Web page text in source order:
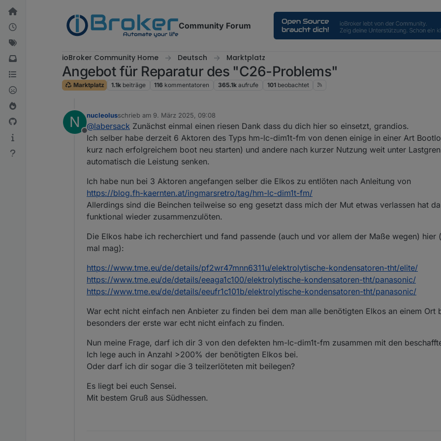
Weiter zum Inhalt
Community Forum
ioBroker Community Home Deutsch Marktplatz
Angebot für Reparatur des "C26-Problems"
Marktplatz 1.1k beiträge 116 kommentatoren 365.1k aufrufe 101 beobachtet
N
Offline
nucleolusschrieb am 9. März 2025, 09:08
zuletzt editiert von
@labersack Zunächst einmal einen riesen Dank dass du dich hier so einsetzt, grandios.
Ich selber habe derzeit 6 Aktoren des Typs hm-lc-dim1t-fm von denen einige in einer Art
kurz nach erfolgreichem boot neu starten) und andere nach kurzer Nutzung weit unter
automatisch die Leistung senken.
Ich habe nun bei 3 Aktoren angefangen selber die Elkos zu entlöten nach Anleitung von
https://blog.fh-kaernten.at/ingmarsretro/tag/hm-lc-dim1t-fm/
Allerdings sind die Beinchen teilweise so eng gesetzt dass mich der Mut etwas verlassen hat
funktional wieder zusammenzulöten.
Die Elkos habe ich recherchiert und fand passende (auch und vor allem der Maße wegen) hier
mal mag):
https://www.tme.eu/de/details/pf2wr47mnn6311u/elektrolytische-kondensatoren-tht/elite/
https://www.tme.eu/de/details/eeaga1c100/elektrolytische-kondensatoren-tht/panasonic/
https://www.tme.eu/de/details/eeufr1c101b/elektrolytische-kondensatoren-tht/panasonic/
War echt nicht einfach nen Anbieter zu finden bei dem man alle benötigten Elkos an einem Ort
besonders der erste war echt nicht einfach zu finden.
Nun meine Frage, darf ich dir 3 von den defekten hm-lc-dim1t-fm zusammen mit den
Ich lege auch in Anzahl >200% der benötigten Elkos bei.
Oder darf ich dir sogar die 3 teilzerlöteten mit beilegen?
Es liegt bei euch Sensei.
Mit bestem Gruß aus Südhessen.